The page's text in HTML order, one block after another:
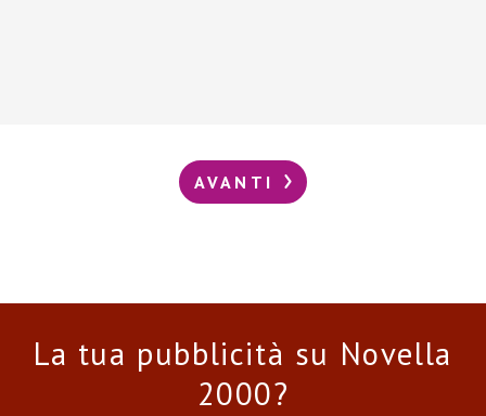
AVANTI
La tua pubblicità su Novella
2000?